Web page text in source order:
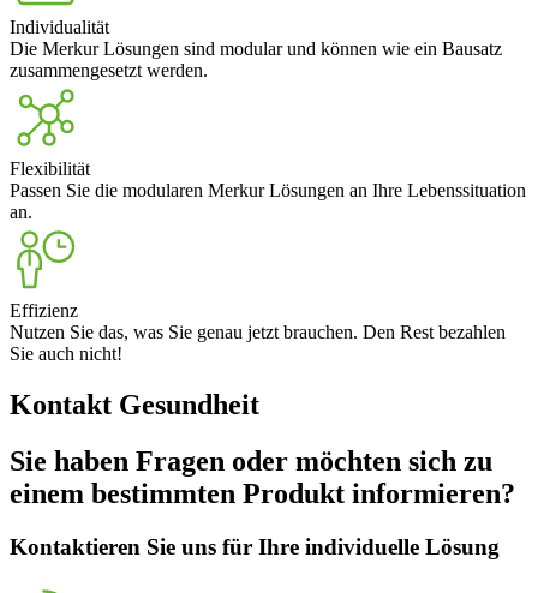
Individualität
Die Merkur Lösungen sind modular und können wie ein Bausatz
zusammengesetzt werden.
Flexibilität
Passen Sie die modularen Merkur Lösungen an Ihre Lebenssituation
an.
Effizienz
Nutzen Sie das, was Sie genau jetzt brauchen. Den Rest bezahlen
Sie auch nicht!
Kontakt Gesundheit
Sie haben Fragen oder möchten sich zu
einem bestimmten Produkt informieren?
Kontaktieren Sie uns für Ihre individuelle Lösung